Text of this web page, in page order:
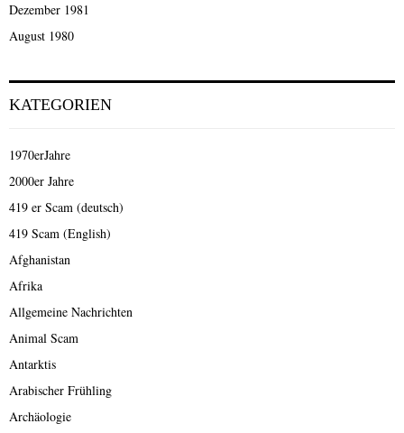
Dezember 1981
August 1980
KATEGORIEN
1970erJahre
2000er Jahre
419 er Scam (deutsch)
419 Scam (English)
Afghanistan
Afrika
Allgemeine Nachrichten
Animal Scam
Antarktis
Arabischer Frühling
Archäologie